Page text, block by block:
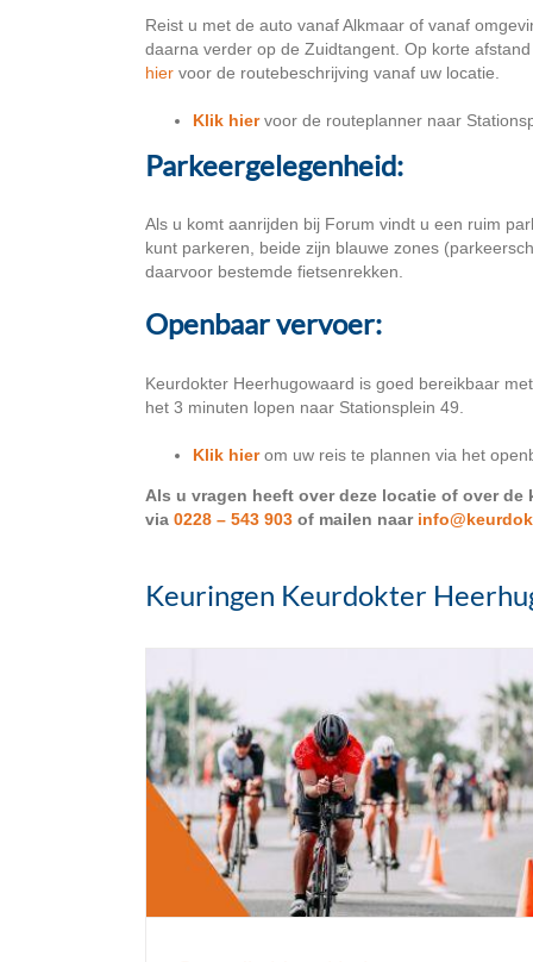
Reist u met de auto vanaf Alkmaar of vanaf
daarna verder op de Zuidtangent. Op korte
hier voor de routebeschrijving vanaf uw locatie.
Klik hier voor de routeplanner naar
Parkeergelegenheid:
Als u komt aanrijden bij Forum vindt u een ruim
kunt parkeren, beide zijn blauwe zones
daarvoor bestemde fietsenrekken.
Openbaar vervoer:
Keurdokter Heerhugowaard is goed bereikbaar
het 3 minuten lopen naar Stationsplein 49.
Klik hier om uw reis te plannen via het
Als u vragen heeft over deze locatie of over
via 0228 – 543 903 of mailen naar
Keuringen Keurdokter
Groot rijbewijskeuring (CDE)
Keuringen Nieuws Rijbewijskeuringen